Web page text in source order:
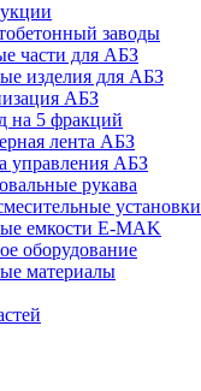
заводы
части для АБЗ
изделия для АБЗ
АБЗ
на 5 фракций
лента АБЗ
управления АБЗ
рукава
установки
емкости E-MAK
оборудование
материалы